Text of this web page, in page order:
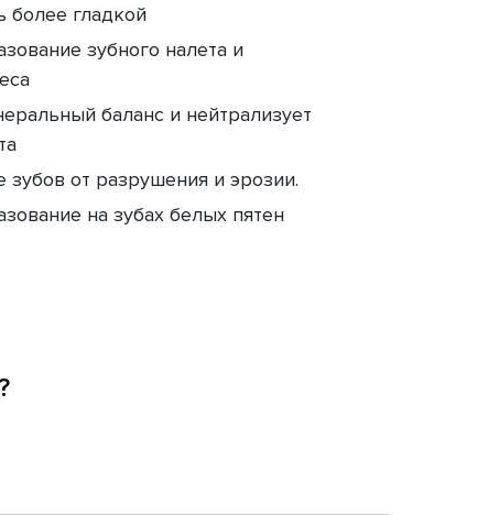
более гладкой
зубного налета и
баланс и нейтрализует
зубов от разрушения и эрозии.
на зубах белых пятен